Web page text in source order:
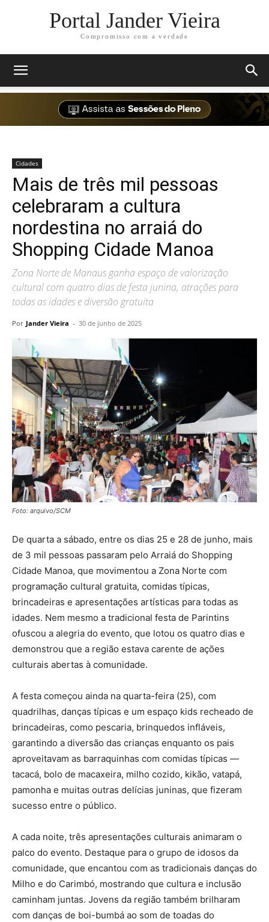
Portal Jander Vieira
Compromisso com a verdade
Cidades
Mais de três mil pessoas
celebraram a cultura
nordestina no arraiá do
Shopping Cidade Manoa
Zona Norte de Manaus ganha espaço de valorização
cultural com quatro dias de festa junina, atrações para
todas as idades e diversão gratuita
Por Jander Vieira - 30 de junho de 2025
Foto: arquivo/SCM
De quarta a sábado, entre os dias 25 e 28 de junho, mais
de 3 mil pessoas passaram pelo Arraiá do Shopping
Cidade Manoa, que movimentou a Zona Norte com
programação cultural gratuita, comidas típicas,
brincadeiras e apresentações artísticas para todas as
idades. Nem mesmo a tradicional festa de Parintins
ofuscou a alegria do evento, que lotou os quatro dias e
demonstrou que a região estava carente de ações
culturais abertas à comunidade.
A festa começou ainda na quarta-feira (25), com
quadrilhas, danças típicas e um espaço kids recheado de
brincadeiras, como pescaria, brinquedos infláveis,
garantindo a diversão das crianças enquanto os pais
aproveitavam as barraquinhas com comidas típicas —
tacacá, bolo de macaxeira, milho cozido, kikão, vatapá,
pamonha e muitas outras delícias juninas, que fizeram
sucesso entre o público.
A cada noite, três apresentações culturais animaram o
palco do evento. Destaque para o grupo de idosos da
comunidade, que encantou com as tradicionais danças do
Milho e do Carimbó, mostrando que cultura e inclusão
caminham juntas. Jovens da região também brilharam
com danças de boi-bumbá ao som de toadas do